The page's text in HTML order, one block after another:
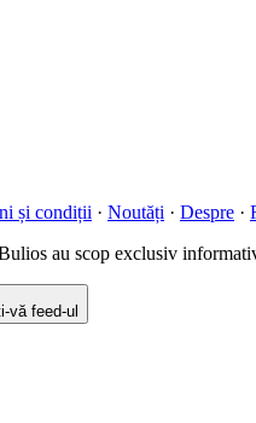
și condiții · Noutăți · Despre ·
au scop exclusiv
vă feed-ul